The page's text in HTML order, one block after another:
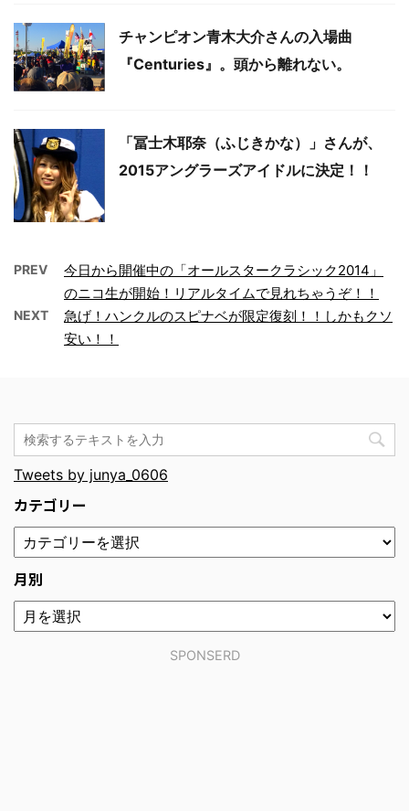
チャンピオン青木大介さんの入場曲
『Centuries』。頭から離れない。
「冨士木耶奈（ふじきかな）」さんが、
2015アングラーズアイドルに決定！！
PREV
今日から開催中の「オールスタークラシック2014」
のニコ生が開始！リアルタイムで見れちゃうぞ！！
NEXT
急げ！ハンクルのスピナベが限定復刻！！しかもクソ
安い！！
Tweets by junya_0606
カテゴリー
月別
SPONSERD